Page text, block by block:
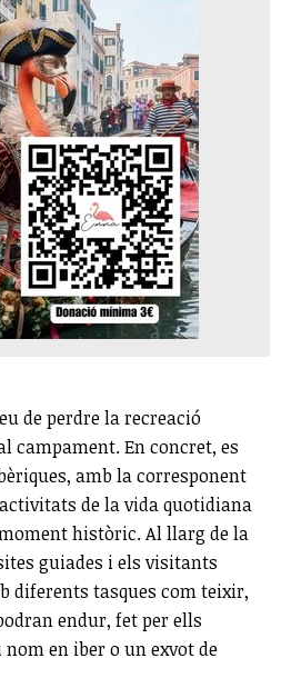
de perdre la recreació
campament. En concret, es
amb la corresponent
de la vida quotidiana
històric. Al llarg de la
guiades i els visitants
diferents tasques com teixir,
endur, fet per ells
en iber o un exvot de